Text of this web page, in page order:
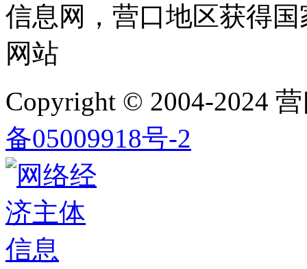
信息网，营口地区获得
网站
Copyright © 2004-2024
备05009918号-2